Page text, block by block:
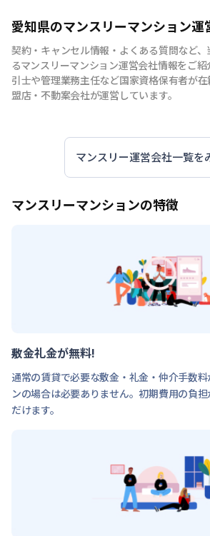
愛知県のマンスリーマンション運
契約・キャンセル情報・よくある質問など
るマンスリーマンション運営会社情報をご
引士や管理業務主任など国家資格保有者が
盟店・不動案会社が運営しています。
マンスリー運営会社一覧を
マンスリーマンションの特徴
敷金礼金が無料!
通常の賃貸で必要な敷金・礼金・仲介手数
ンの場合は必要ありません。初期費用の負
だけます。